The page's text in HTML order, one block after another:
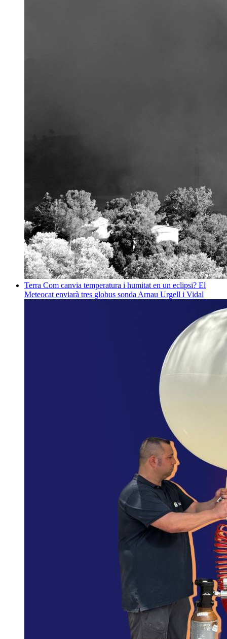
Terra Com canvia temperatura i humitat en un eclipsi? El
Meteocat enviarà tres globus sonda Arnau Urgell i Vidal